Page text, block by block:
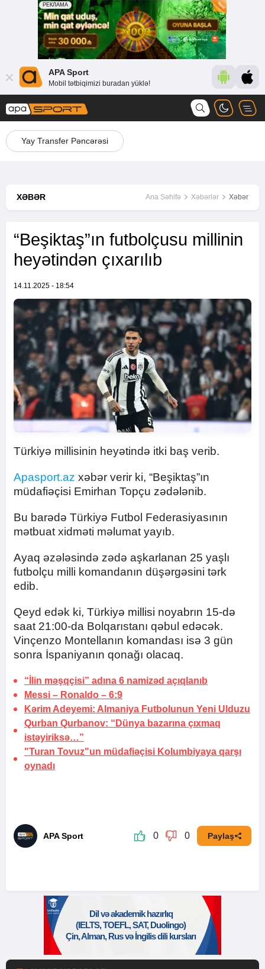
APA Sport
Mobil tətbiqimizi buradan yüklə!
Yay Transfer Pəncərəsi
XƏBƏR Ana Səhifə Xəbərlər Xəbər
“Beşiktaş”ın futbolçusu millinin
heyətindən çıxarılıb
14.11.2025 - 18:54
Türkiyə millisinin heyətində itki baş verib.
Apasport.az xəbər verir ki, “Beşiktaş”ın
müdafiəçisi Emirhan Topçu zədələnib.
Bu barədə Türkiyə Futbol Federasiyasının
mətbuat xidməti məlumat yayıb.
Ayaq əzələsində zədə aşkarlanan 25 yaşlı
futbolçu milli komandanın düşərgəsini tərk
edib.
Qeyd edək ki, Türkiyə millisi noyabrın 15-də
saat 21:00-da Bolqarıstanı qəbul edəcək.
Vinçenzo Montellanın komandası isə 3 gün
sonra İspaniyanın qonağı olacaq.
“İlin məşqçisi” adına 6 namizəd açıqlanıb
Messi – Ronaldo – 6:9
Kərim Adeyemi: Almaniya Futbolunun Yeni Ulduzu
Qurban Qurbanov: “Dünya bazarına çıxmaq
istəyiriksə…”
"Turan Tovuz"un müdafiəçisi Kolumbiyaya qarşı
oynadı
APA Sport 0 0 Paylaş